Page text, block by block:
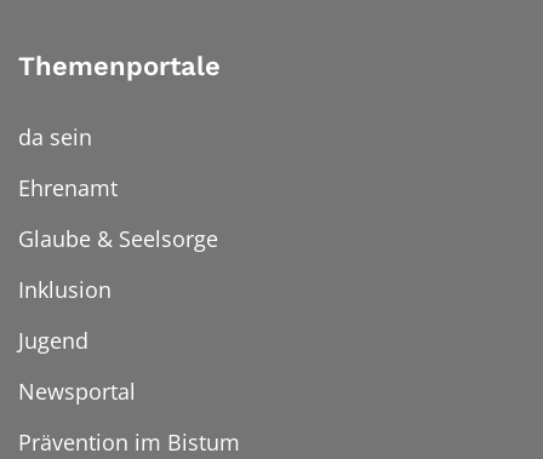
Themenportale
da sein
Ehrenamt
Glaube & Seelsorge
Inklusion
Jugend
Newsportal
Prävention im Bistum